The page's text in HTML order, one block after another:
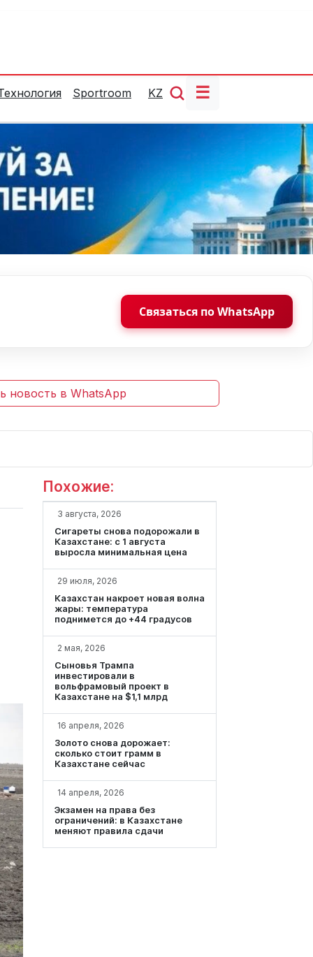
Sportroom KZ ☰
Связаться по WhatsApp
новость в WhatsApp
Похожие:
3 августа, 2026
Сигареты снова подорожали в
Казахстане: с 1 августа
выросла минимальная цена
29 июля, 2026
Казахстан накроет новая волна
жары: температура
поднимется до +44 градусов
2 мая, 2026
Сыновья Трампа
инвестировали в
вольфрамовый проект в
Казахстане на $1,1 млрд
16 апреля, 2026
Золото снова дорожает:
сколько стоит грамм в
Казахстане сейчас
14 апреля, 2026
Экзамен на права без
ограничений: в Казахстане
меняют правила сдачи